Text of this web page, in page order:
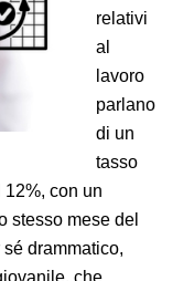
relativi
al
lavoro
parlano
di un
tasso
con un
stesso mese del
drammatico,
che